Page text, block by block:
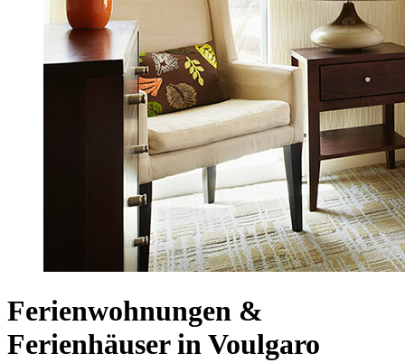
Ferienwohnungen &
Ferienhäuser in Voulgaro